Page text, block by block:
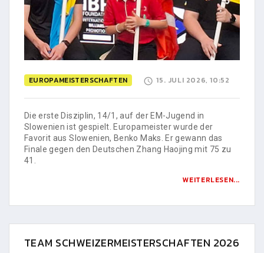
EUROPAMEISTERSCHAFTEN 15. JULI 2026, 10:52
Die erste Disziplin, 14/1, auf der EM-Jugend in
Slowenien ist gespielt. Europameister wurde der
Favorit aus Slowenien, Benko Maks. Er gewann das
Finale gegen den Deutschen Zhang Haojing mit 75 zu
41.
WEITERLESEN...
TEAM SCHWEIZERMEISTERSCHAFTEN 2026